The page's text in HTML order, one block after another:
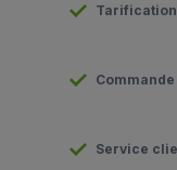
Service